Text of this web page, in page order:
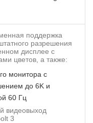
поддержка
разрешения
дисплее с
цветов, а также:
монитора с
до 6K и
60 Гц
видеовыход
3